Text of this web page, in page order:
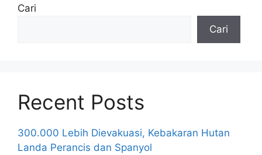
Cari
Cari
Recent Posts
300.000 Lebih Dievakuasi, Kebakaran Hutan
Landa Perancis dan Spanyol